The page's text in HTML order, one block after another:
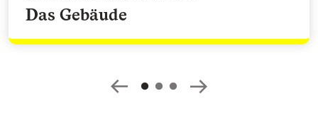
Das Gebäude